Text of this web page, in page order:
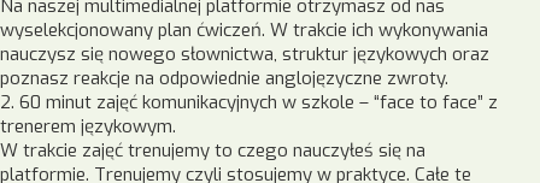
Na naszej multimedialnej platformie otrzymasz od nas
wyselekcjonowany plan ćwiczeń. W trakcie ich wykonywania
nauczysz się nowego słownictwa, struktur językowych oraz
poznasz reakcje na odpowiednie anglojęzyczne zwroty.
2. 60 minut zajęć komunikacyjnych w szkole – “face to face” z
trenerem językowym.
W trakcie zajęć trenujemy to czego nauczyłeś się na
platformie. Trenujemy czyli stosujemy w praktyce. Całe te